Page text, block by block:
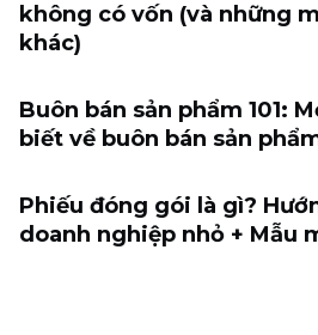
không có vốn (và những
khác)
Buôn bán sản phẩm 101:
biết về buôn bán sản
Phiếu đóng gói là gì?
doanh nghiệp nhỏ + Mẫu